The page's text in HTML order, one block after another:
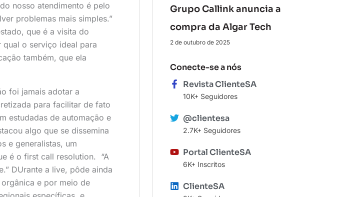
nosso atendimento é pelo
problemas mais simples.”
que é a visita do
o serviço ideal para
também, que ela
foi jamais adotar a
para facilitar de fato
estudadas de automação e
algo que se dissemina
e generalistas, um
é o first call resolution. “A
DUrante a live, pôde ainda
e por meio de
Grupo Callink anuncia a
compra da Algar Tech
2 de outubro de 2025
Conecte-se a nós
Revista ClienteSA
10K+ Seguidores
@clientesa
2.7K+ Seguidores
Portal ClienteSA
6K+ Inscritos
ClienteSA